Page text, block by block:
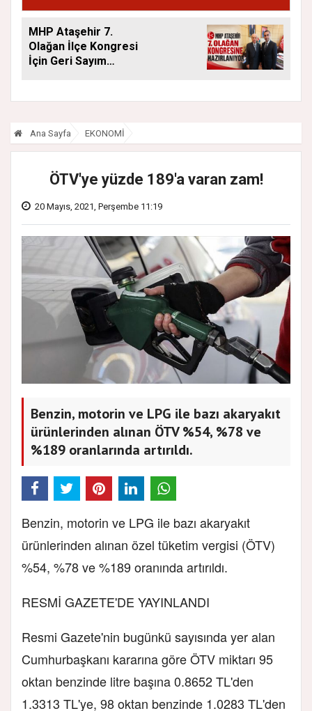
MHP Ataşehir 7.
Olağan İlçe Kongresi
İçin Geri Sayım
Ana Sayfa EKONOMİ
ÖTV'ye yüzde 189'a varan zam!
20 Mayıs, 2021, Perşembe 11:19
Benzin, motorin ve LPG ile bazı akaryakıt
ürünlerinden alınan ÖTV %54, %78 ve
%189 oranlarında artırıldı.
Benzin, motorin ve LPG ile bazı akaryakıt
ürünlerinden alınan özel tüketim vergisi (ÖTV)
%54, %78 ve %189 oranında artırıldı.
RESMİ GAZETE'DE YAYINLANDI
Resmi Gazete'nin bugünkü sayısında yer alan
Cumhurbaşkanı kararına göre ÖTV miktarı 95
oktan benzinde litre başına 0.8652 TL'den
1.3313 TL'ye, 98 oktan benzinde 1.0283 TL'den